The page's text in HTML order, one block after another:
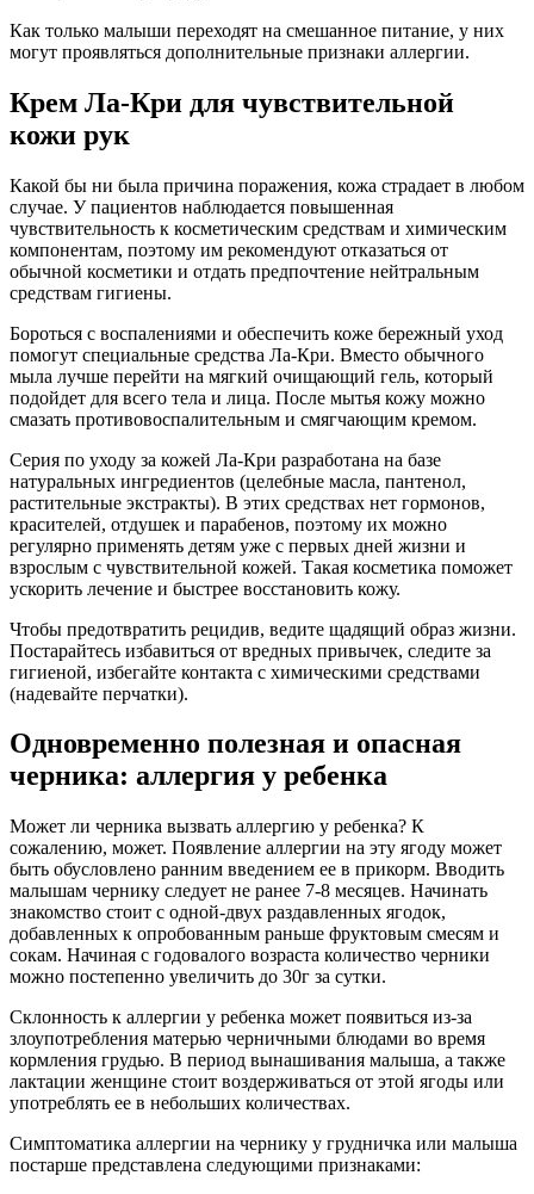
Как только малыши переходят на смешанное питание, у них
могут проявляться дополнительные признаки аллергии.
Крем Ла-Кри для чувствительной
кожи рук
Какой бы ни была причина поражения, кожа страдает в любом
случае. У пациентов наблюдается повышенная
чувствительность к косметическим средствам и химическим
компонентам, поэтому им рекомендуют отказаться от
обычной косметики и отдать предпочтение нейтральным
средствам гигиены.
Бороться с воспалениями и обеспечить коже бережный уход
помогут специальные средства Ла-Кри. Вместо обычного
мыла лучше перейти на мягкий очищающий гель, который
подойдет для всего тела и лица. После мытья кожу можно
смазать противовоспалительным и смягчающим кремом.
Серия по уходу за кожей Ла-Кри разработана на базе
натуральных ингредиентов (целебные масла, пантенол,
растительные экстракты). В этих средствах нет гормонов,
красителей, отдушек и парабенов, поэтому их можно
регулярно применять детям уже с первых дней жизни и
взрослым с чувствительной кожей. Такая косметика поможет
ускорить лечение и быстрее восстановить кожу.
Чтобы предотвратить рецидив, ведите щадящий образ жизни.
Постарайтесь избавиться от вредных привычек, следите за
гигиеной, избегайте контакта с химическими средствами
(надевайте перчатки).
Одновременно полезная и опасная
черника: аллергия у ребенка
Может ли черника вызвать аллергию у ребенка? К
сожалению, может. Появление аллергии на эту ягоду может
быть обусловлено ранним введением ее в прикорм. Вводить
малышам чернику следует не ранее 7-8 месяцев. Начинать
знакомство стоит с одной-двух раздавленных ягодок,
добавленных к опробованным раньше фруктовым смесям и
сокам. Начиная с годовалого возраста количество черники
можно постепенно увеличить до 30г за сутки.
Склонность к аллергии у ребенка может появиться из-за
злоупотребления матерью черничными блюдами во время
кормления грудью. В период вынашивания малыша, а также
лактации женщине стоит воздерживаться от этой ягоды или
употреблять ее в небольших количествах.
Симптоматика аллергии на чернику у грудничка или малыша
постарше представлена следующими признаками: